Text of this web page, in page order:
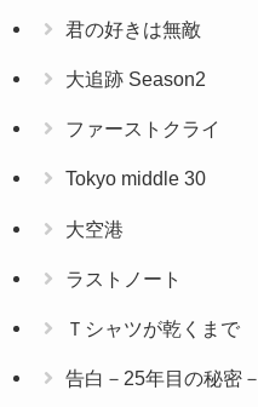
君の好きは無敵
大追跡 Season2
ファーストクライ
Tokyo middle 30
大空港
ラストノート
Ｔシャツが乾くまで
告白－25年目の秘密－